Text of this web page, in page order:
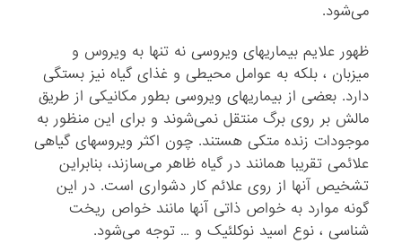
می‌شود.
ظهور علایم بیماریهای ویروسی نه تنها به ویروس و
میزبان ، بلکه به عوامل محیطی و غذای گیاه نیز بستگی
دارد. بعضی از بیماریهای ویروسی بطور مکانیکی از طریق
مالش بر روی برگ منتقل نمی‌شوند و برای این منظور به
موجودات زنده متکی هستند. چون اکثر ویروسهای گیاهی
علائمی تقریبا همانند در گیاه ظاهر می‌سازند، بنابراین
تشخیص آنها از روی علائم کار دشواری است. در این
گونه موارد به خواص ذاتی آنها مانند خواص ریخت
شناسی ، نوع اسید نوکلئیک و … توجه می‌شود.